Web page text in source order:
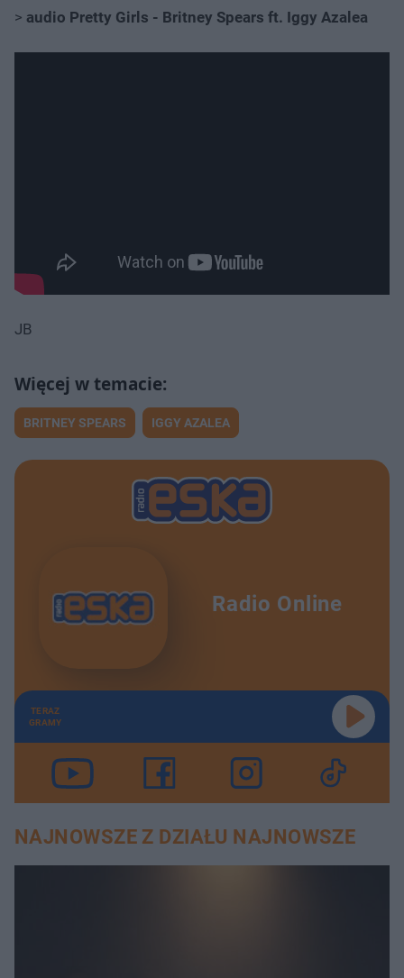
> audio Pretty Girls - Britney Spears ft. Iggy Azalea
JB
BRITNEY SPEARS IGGY AZALEA
Radio Online
TERAZ
GRAMY
NAJNOWSZE Z DZIAŁU NAJNOWSZE